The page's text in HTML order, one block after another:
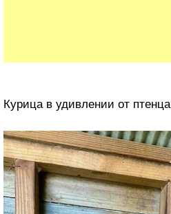
Курица в удивлении от птенца